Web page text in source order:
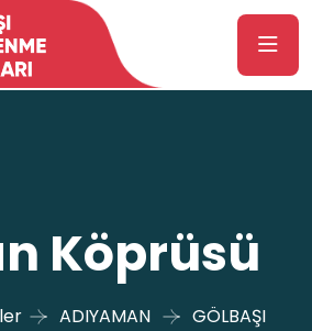
Köprüsü
ADIYAMAN GÖLBAŞI